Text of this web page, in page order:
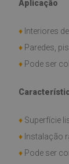
Aplicação
♦ Interiores
♦ Paredes,
♦ Pode ser
♦ Superfície
♦ Instalação
♦ Pode ser